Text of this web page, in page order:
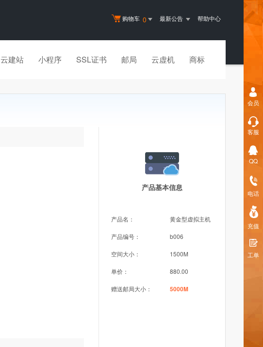
购物车 0 最新公告 帮助中心
云建站 小程序 SSL证书 邮局 云虚机 商标
产品基本信息
产品名： 黄金型虚拟主机
产品编号： b006
空间大小： 1500M
单价： 880.00
赠送邮局大小： 5000M
会员
客服
QQ
电话
充值
工单